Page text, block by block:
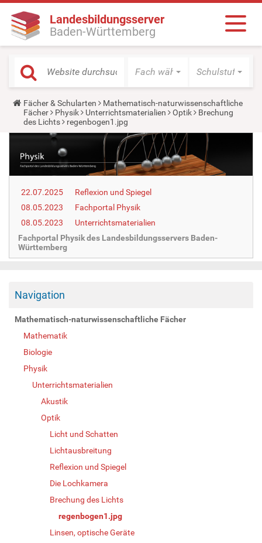
Landesbildungsserver
Baden-Württemberg
Fach wählen Schulstufe
Y
o
u
a
h
e
r
:
Fächer & Schularten
Mathematisch-naturwissenschaftliche
Fächer
Physik Unterrichtsmaterialien Optik
Brechung
des Lichts
regenbogen1.jpg
22.07.2025
Reflexion und Spiegel
08.05.2023
Fachportal Physik
08.05.2023
Unterrichtsmaterialien
Fachportal Physik des Landesbildungsservers Baden-
Württemberg
Navigation
Mathematisch-naturwissenschaftliche Fächer
Mathematik
Biologie
Physik
Unterrichtsmaterialien
Akustik
Optik
Licht und Schatten
Lichtausbreitung
Reflexion und Spiegel
Die Lochkamera
Brechung des Lichts
regenbogen1.jpg
Linsen, optische Geräte